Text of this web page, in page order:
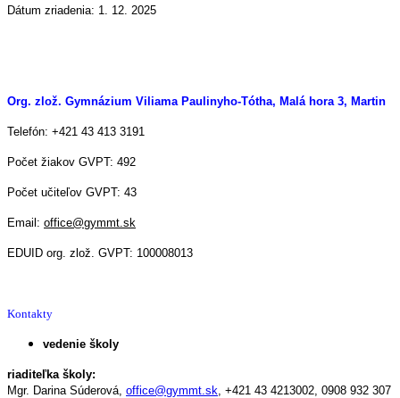
Dátum zriadenia: 1. 12. 2025
Org. zlož. Gymnázium Viliama Paulinyho-Tótha, Malá hora 3, Martin
Telefón: +421 43 413 3191
Počet žiakov GVPT: 492
Počet učiteľov GVPT: 43
Email: office@gymmt.sk
EDUID org. zlož. GVPT: 100008013
Kontakty
vedenie školy
riaditeľka školy:
Mgr. Darina Súderová, office@gymmt.sk +421 43 4213002, 0908 932 307